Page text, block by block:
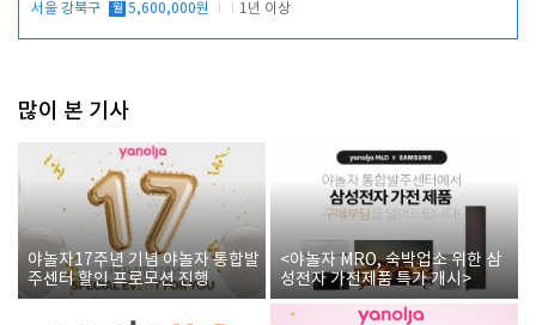
서울 강북구 월 5,600,000원 1년 이상
많이 본 기사
야놀자17주년 기념 야놀자 통합발
주센터 할인 프로모션 진행
<야놀자 MRO, 숙박업소 위한 삼
성전자 가전제품 특가 개시>